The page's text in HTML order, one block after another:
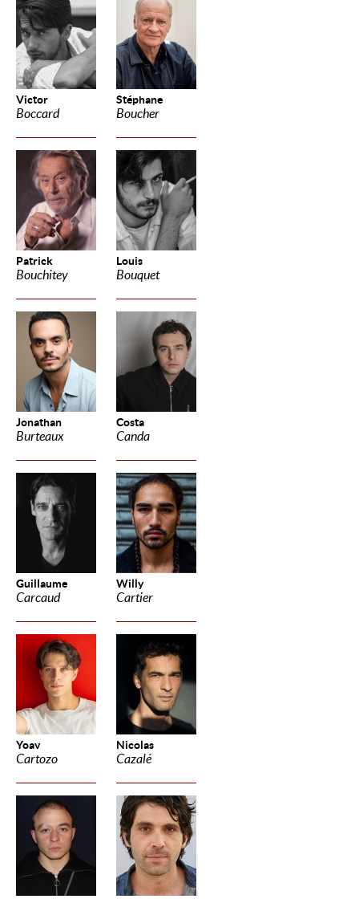
Victor
Boccard
Stéphane
Boucher
Patrick
Bouchitey
Louis
Bouquet
Jonathan
Burteaux
Costa
Canda
Guillaume
Carcaud
Willy
Cartier
Yoav
Cartozo
Nicolas
Cazalé